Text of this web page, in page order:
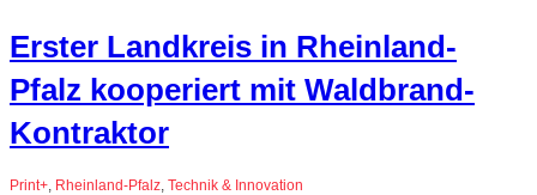
Erster Landkreis in Rheinland-
Pfalz kooperiert mit Waldbrand-
Kontraktor
Print+, Rheinland-Pfalz, Technik & Innovation